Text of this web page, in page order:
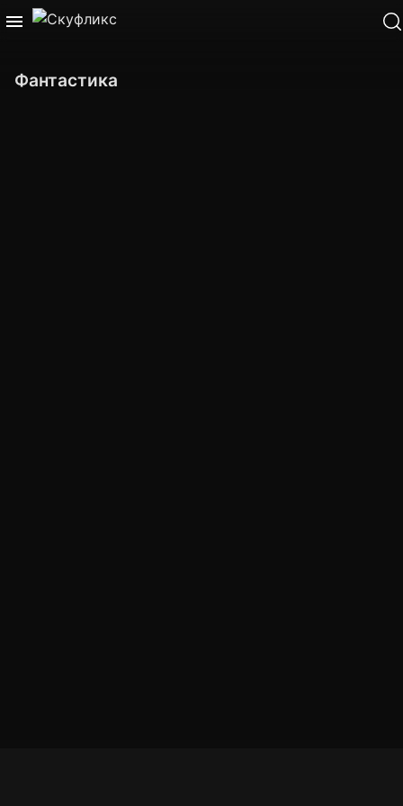
Фантастика